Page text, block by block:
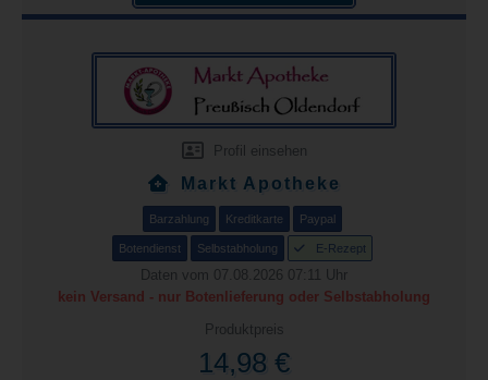
Profil einsehen
Markt Apotheke
Barzahlung Kreditkarte Paypal
Botendienst Selbstabholung E-Rezept
Daten vom 07.08.2026 07:11 Uhr
kein Versand - nur Botenlieferung oder Selbstabholung
Produktpreis
14,98 €